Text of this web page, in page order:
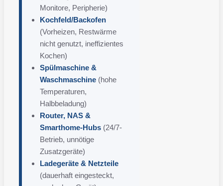
Monitore, Peripherie)
Kochfeld/Backofen
(Vorheizen, Restwärme
nicht genutzt, ineffizientes
Kochen)
Spülmaschine &
Waschmaschine (hohe
Temperaturen,
Halbbeladung)
Router, NAS &
Smarthome-Hubs (24/7-
Betrieb, unnötige
Zusatzgeräte)
Ladegeräte & Netzteile
(dauerhaft eingesteckt,